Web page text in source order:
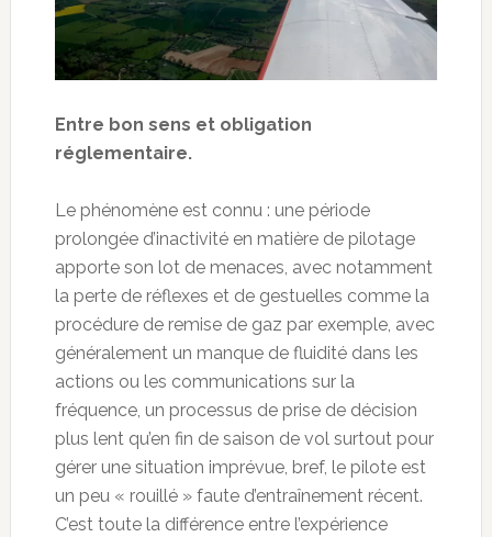
Entre bon sens et obligation
réglementaire.
Le phénomène est connu : une période
prolongée d’inactivité en matière de pilotage
apporte son lot de menaces, avec notamment
la perte de réflexes et de gestuelles comme la
procédure de remise de gaz par exemple, avec
généralement un manque de fluidité dans les
actions ou les communications sur la
fréquence, un processus de prise de décision
plus lent qu’en fin de saison de vol surtout pour
gérer une situation imprévue, bref, le pilote est
un peu « rouillé » faute d’entraînement récent.
C’est toute la différence entre l’expérience